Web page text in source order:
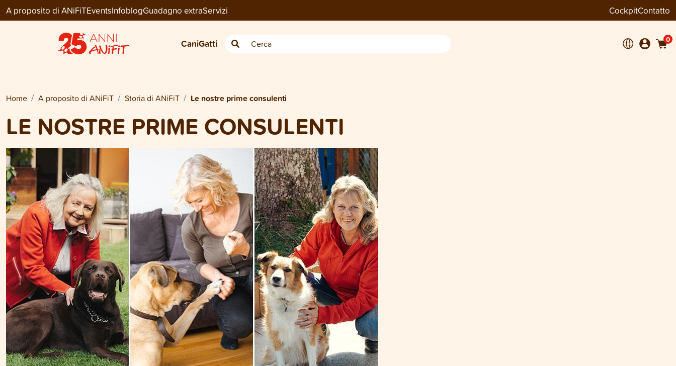
A proposito di ANiFiTEventsInfoblogGuadagno extraServizi CockpitContatto
CaniGatti 0
Home A proposito di ANiFiT Storia di ANiFiT Le nostre prime consulenti
LE NOSTRE PRIME CONSULENTI